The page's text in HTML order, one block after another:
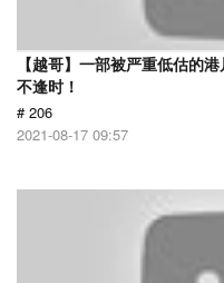
【越哥】一部被严重低估的
不逢时！
# 206
2021-08-17 09:57